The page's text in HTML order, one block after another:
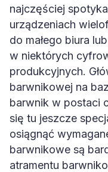
najczęściej
urządzeniach
do małego biura
w niektórych
produkcyjnych.
barwnikowej na
barwnik w postaci
się tu jeszcze
osiągnąć
barwnikowe są
atramentu